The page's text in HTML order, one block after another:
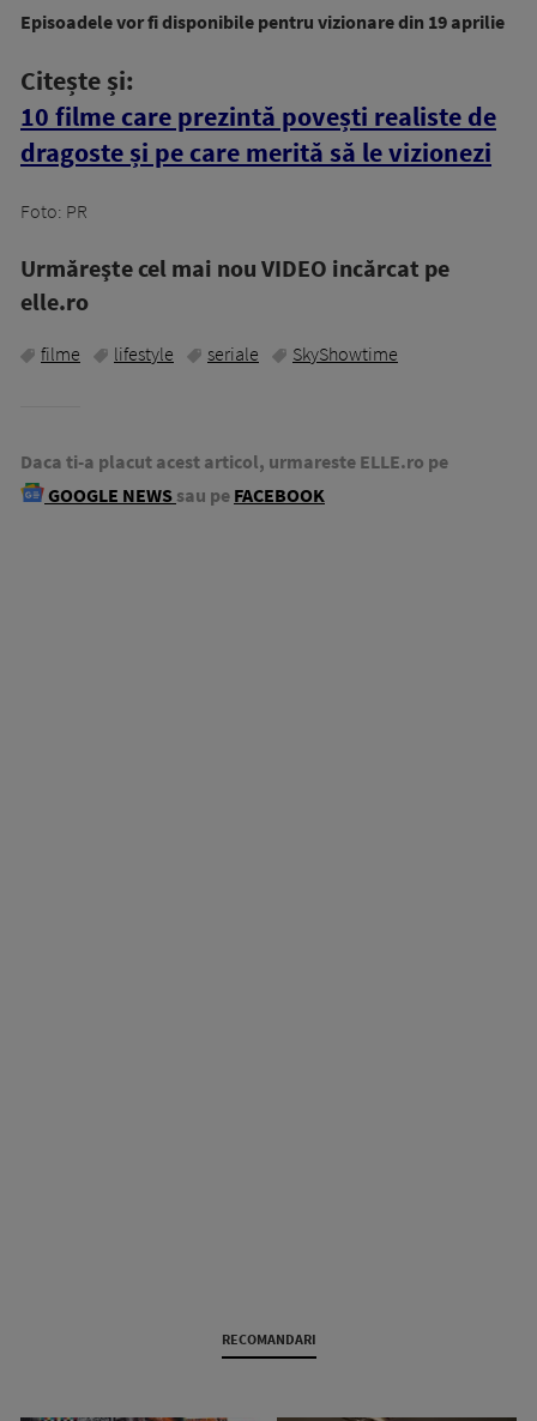
Episoadele vor fi disponibile pentru vizionare din 19 aprilie
Citește și:
10 filme care prezintă povești realiste de
dragoste și pe care merită să le vizionezi
Foto: PR
Urmăreşte cel mai nou VIDEO incărcat pe
elle.ro
filme lifestyle seriale SkyShowtime
Daca ti-a placut acest articol, urmareste ELLE.ro pe
GOOGLE NEWS sau pe FACEBOOK
RECOMANDARI